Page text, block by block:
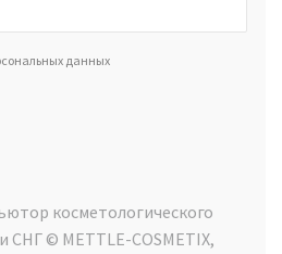
данных
косметологического
СНГ ©️ METTLE-COSMETIX,